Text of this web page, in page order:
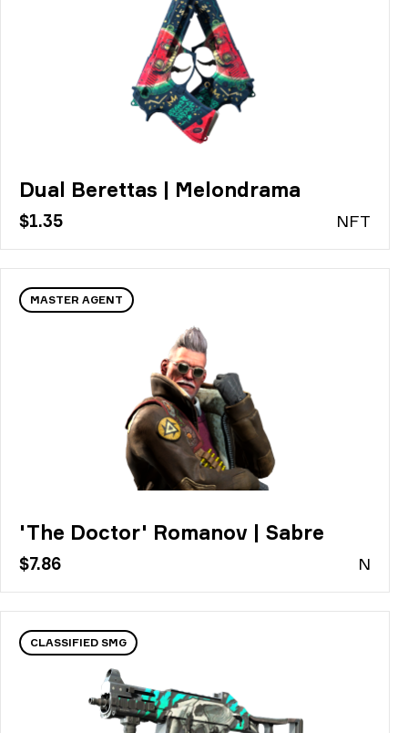
Dual Berettas | Melondrama
$1.35 NFT
MASTER AGENT
'The Doctor' Romanov | Sabre
$7.86 N
CLASSIFIED SMG